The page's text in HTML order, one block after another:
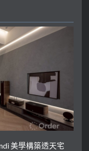
美學構築透天宅